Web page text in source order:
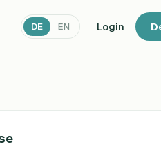
DE EN Login